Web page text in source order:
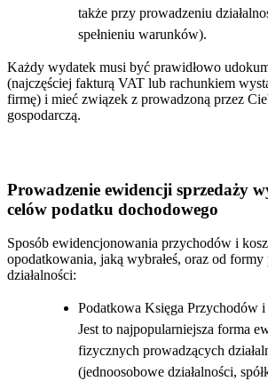
także przy prowadzeniu
spełnieniu warunków).
Każdy wydatek musi być prawidłowo
(najczęściej fakturą VAT lub rachunkiem
firmę) i mieć związek z prowadzoną przez
gospodarczą.
Prowadzenie ewidencji sprzedaży
celów podatku dochodowego
Sposób ewidencjonowania przychodów i
opodatkowania, jaką wybrałeś, oraz od
działalności:
Podatkowa Księga Przychodów
Jest to najpopularniejsza forma
fizycznych prowadzących
(jednoosobowe działalności,